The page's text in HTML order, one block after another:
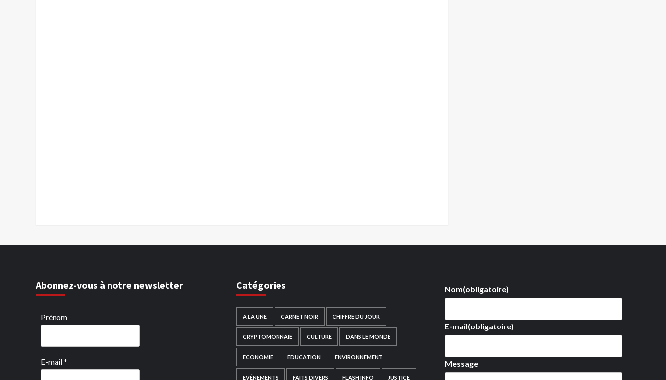
Abonnez-vous à notre newsletter
Prénom
E-mail*
Catégories
A LA UNE CARNET NOIR CHIFFRE DU JOUR
CRYPTOMONNAIE CULTURE DANS LE MONDE
ECONOMIE EDUCATION ENVIRONNEMENT
EVÉNEMENTS FAITS DIVERS FLASH INFO JUSTICE
Nom(obligatoire)
E-mail(obligatoire)
Message